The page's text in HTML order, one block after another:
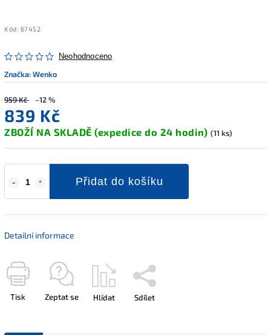
Kód: 67452
Neohodnoceno
Značka:Wenko
959 Kč –12 %
839 Kč
ZBOŽÍ NA SKLADĚ (expedice do 24 hodin) (11 ks)
Přidat do košíku
Detailní informace
Tisk Zeptat se Hlídat Sdílet